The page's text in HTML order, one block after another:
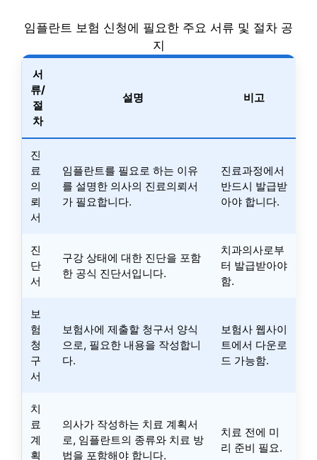
임플란트 보험 신청에 필요한 주요 서류 및 절차 공
지
서
류/
절
차
설명 비고
진
료
의
뢰
서
임플란트를 필요로 하는 이유
를 설명한 의사의 진료의뢰서
가 필요합니다.
진료과정에서
반드시 발급받
아야 합니다.
진
단
서
구강 상태에 대한 진단을 포함
한 공식 진단서입니다.
치과의사로부
터 발급받아야
함.
보
험
청
구
서
보험사에 제출할 청구서 양식
으로, 필요한 내용을 작성합니
다.
보험사 웹사이
트에서 다운로
드 가능함.
치
료
계
획
의사가 작성하는 치료 계획서
로, 임플란트의 종류와 치료 방
법을 포함해야 합니다.
치료 전에 미
리 준비 필요.